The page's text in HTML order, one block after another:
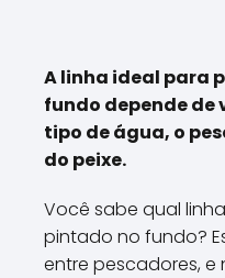
A linha ideal para
fundo depende de
tipo de água, o
do peixe.
Você sabe qual
pintado no fundo?
entre pescadores, e